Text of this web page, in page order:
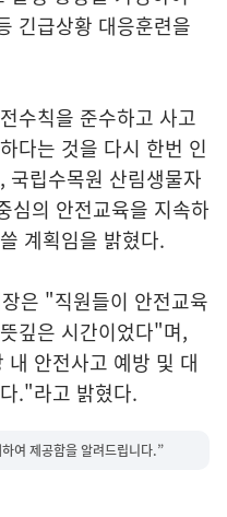
긴급상황 대응훈련을
수칙을 준수하고 사고
다는 것을 다시 한번 인
국립수목원 산림생물자
심의 안전교육을 지속하
계획임을 밝혔다.
은 "직원들이 안전교육
깊은 시간이었다"며,
안전사고 예방 및 대
."라고 밝혔다.
여 제공함을 알려드립니다.”